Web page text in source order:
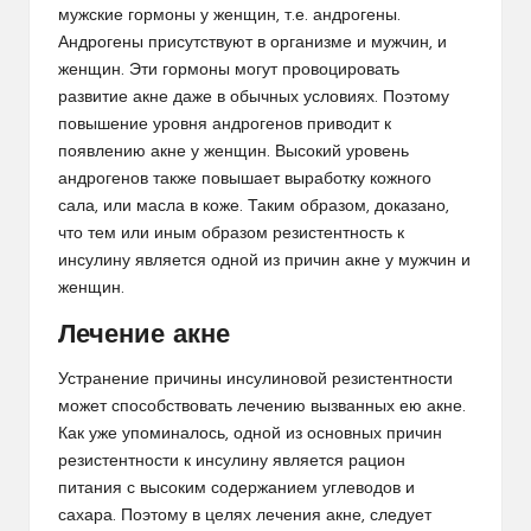
мужские гормоны у женщин, т.е. андрогены.
Андрогены присутствуют в организме и мужчин, и
женщин. Эти гормоны могут провоцировать
развитие акне даже в обычных условиях. Поэтому
повышение уровня андрогенов приводит к
появлению акне у женщин. Высокий уровень
андрогенов также повышает выработку кожного
сала, или масла в коже. Таким образом, доказано,
что тем или иным образом резистентность к
инсулину является одной из причин акне у мужчин и
женщин.
Лечение акне
Устранение причины инсулиновой резистентности
может способствовать лечению вызванных ею акне.
Как уже упоминалось, одной из основных причин
резистентности к инсулину является рацион
питания с высоким содержанием углеводов и
сахара. Поэтому в целях лечения акне, следует